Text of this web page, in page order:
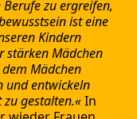
zu ergreifen,
ist eine
Kindern
stärken Mädchen
Mädchen
und entwickeln
gestalten.«In